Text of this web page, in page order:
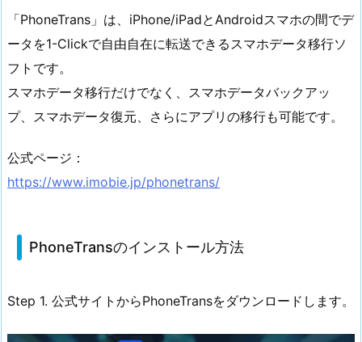
「PhoneTrans」は、iPhone/iPadとAndroidスマホの間でデ
ータを1-Clickで自由自在に転送できるスマホデータ移行ソ
フトです。
スマホデータ移行だけでなく、スマホデータバックアッ
プ、スマホデータ復元、さらにアプリの移行も可能です。
公式ページ：
https://www.imobie.jp/phonetrans/
PhoneTransのインストール方法
Step 1. 公式サイトからPhoneTransをダウンロードします。